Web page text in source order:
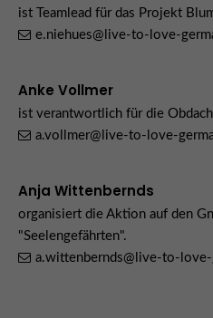
ist Teamlead für das Projekt
e.niehues@live-to-love-
Anke Vollmer
ist verantwortlich für die
a.vollmer@live-to-love-
Anja Wittenbernds
organisiert die Aktion auf den
"Seelengefährten".
a.wittenbernds@live-to-love-